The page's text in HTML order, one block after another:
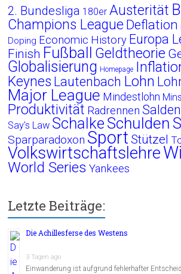
2. Bundesliga 180er Austerität
Champions League Deflation
Doping Economic History Europa
Finish Fußball Geldtheorie
Globalisierung Homepage
Keynes Lautenbach Lohn
Major League Mindestlohn
Produktivität Radrennen
Say's Law Schalke Schulden
Sparparadoxon Sport Stützel
Volkswirtschaftslehre
World Series Yankees
Letzte Beiträge:
Die Achillesferse des Westens
3 Tagen ago
Einwanderung ist aufgrund fehlerhafter